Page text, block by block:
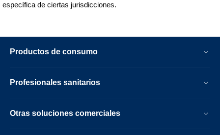
específica de ciertas jurisdicciones.
Productos de consumo
Profesionales sanitarios
Otras soluciones comerciales